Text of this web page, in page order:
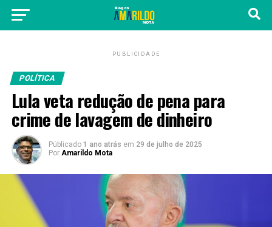
PUBLICIDADE
POLÍTICA
Lula veta redução de pena para
crime de lavagem de dinheiro
Públicado 1 ano atrás em 29 de julho de 2025
Por Amarildo Mota